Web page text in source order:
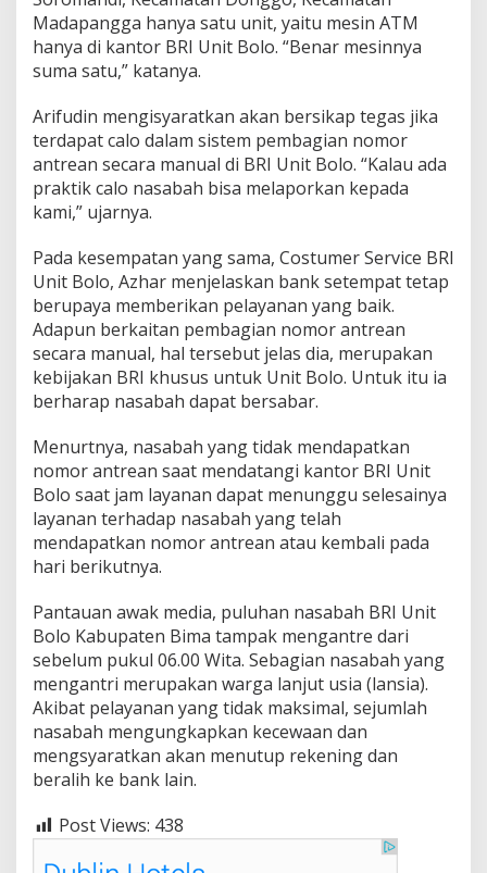
Madapangga hanya satu unit, yaitu mesin ATM
hanya di kantor BRI Unit Bolo. “Benar mesinnya
suma satu,” katanya.
Arifudin mengisyaratkan akan bersikap tegas jika
terdapat calo dalam sistem pembagian nomor
antrean secara manual di BRI Unit Bolo. “Kalau ada
praktik calo nasabah bisa melaporkan kepada
kami,” ujarnya.
Pada kesempatan yang sama, Costumer Service BRI
Unit Bolo, Azhar menjelaskan bank setempat tetap
berupaya memberikan pelayanan yang baik.
Adapun berkaitan pembagian nomor antrean
secara manual, hal tersebut jelas dia, merupakan
kebijakan BRI khusus untuk Unit Bolo. Untuk itu ia
berharap nasabah dapat bersabar.
Menurtnya, nasabah yang tidak mendapatkan
nomor antrean saat mendatangi kantor BRI Unit
Bolo saat jam layanan dapat menunggu selesainya
layanan terhadap nasabah yang telah
mendapatkan nomor antrean atau kembali pada
hari berikutnya.
Pantauan awak media, puluhan nasabah BRI Unit
Bolo Kabupaten Bima tampak mengantre dari
sebelum pukul 06.00 Wita. Sebagian nasabah yang
mengantri merupakan warga lanjut usia (lansia).
Akibat pelayanan yang tidak maksimal, sejumlah
nasabah mengungkapkan kecewaan dan
mengsyaratkan akan menutup rekening dan
beralih ke bank lain.
Post Views: 438